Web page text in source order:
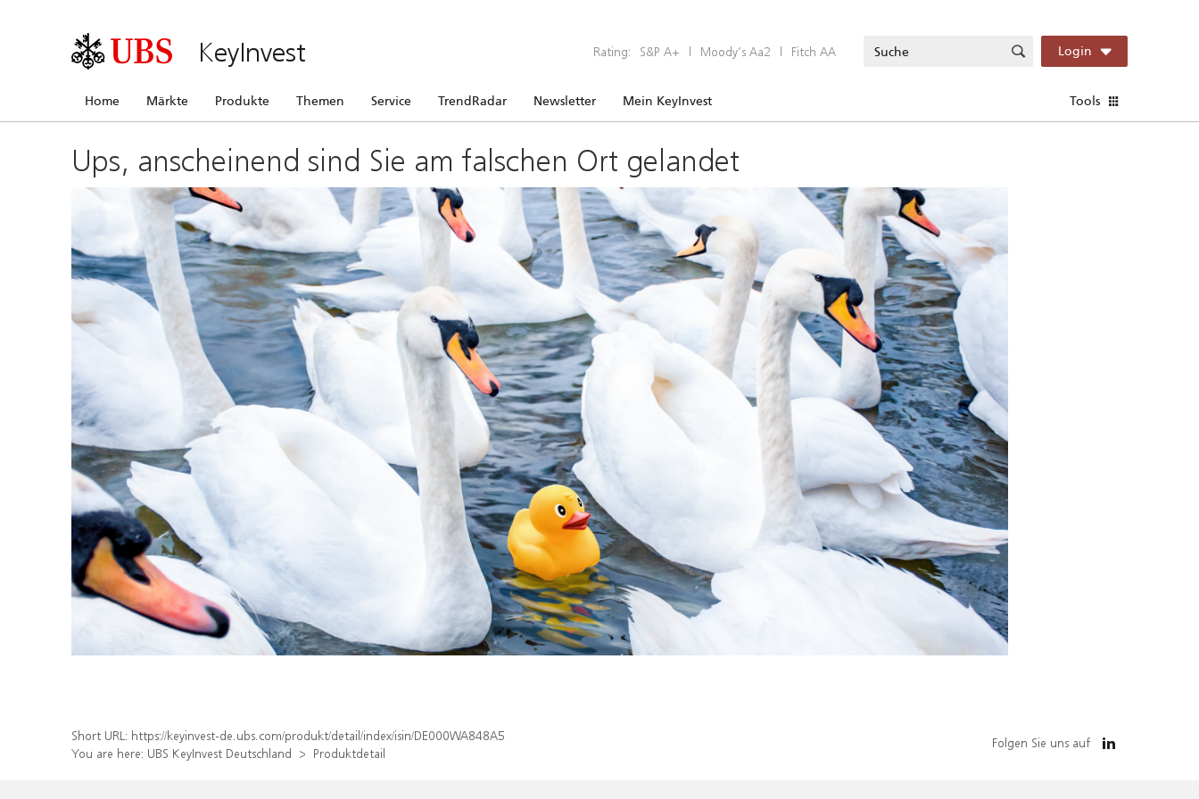
KeyInvest Rating: S&P A+ | Moody’s Aa2 | Fitch AA Login
Home Märkte Produkte Themen Service TrendRadar Newsletter Mein KeyInvest Tools
Ups, anscheinend sind Sie am falschen Ort gelandet
Short URL: https://keyinvest-de.ubs.com/produkt/detail/index/isin/DE000WA848A5
You are here: UBS KeyInvest Deutschland Produktdetail
Folgen Sie uns auf